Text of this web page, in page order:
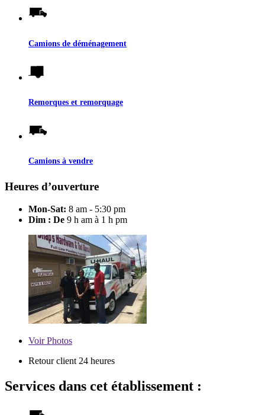
Camions de déménagement
Remorques et remorquage
Camions à vendre
Heures d’ouverture
Mon-Sat: 8 am - 5:30 pm
Dim : De 9 h am à 1 h pm
VoirPhotos
Retour client 24 heures
Services dans cet établissement :